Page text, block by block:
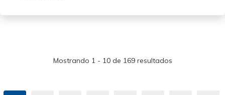
Mostrando 1 - 10 de 169 resultados